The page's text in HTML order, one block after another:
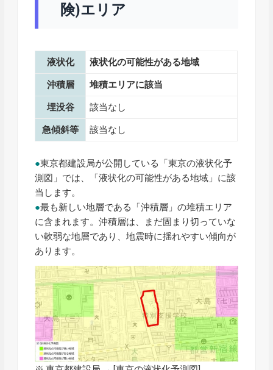
険)エリア
液状化 液状化の可能性がある地域
沖積層 堆積エリアに該当
埋没谷 該当なし
急傾斜等 該当なし
●東京都建設局が公開している「東京の液状化予
測図」では、「液状化の可能性がある地域」に該
当します。
●最も新しい地層である「沖積層」の堆積エリア
に含まれます。沖積層は、まだ固まり切っていな
い軟弱な地層であり、地震時に揺れやすい傾向が
あります。